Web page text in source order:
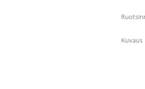
Kuvaus